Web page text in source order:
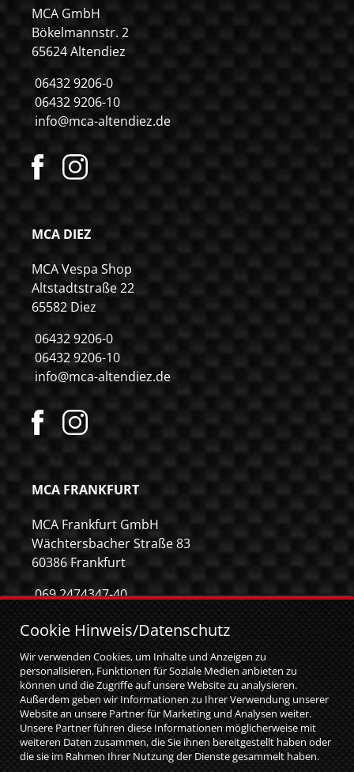
MCA GmbH
Bökelmannstr. 2
65624 Altendiez
06432 9206-0
06432 9206-10
info@mca-altendiez.de
MCA DIEZ
MCA Vespa Shop
Altstadtstraße 22
65582 Diez
06432 9206-0
06432 9206-10
info@mca-altendiez.de
MCA FRANKFURT
MCA Frankfurt GmbH
Wächtersbacher Straße 83
60386 Frankfurt
069 2474347-40
info@mca-frankfurt.de
Cookie Hinweis/Datenschutz
Wir verwenden Cookies, um Inhalte und Anzeigen zu
personalisieren, Funktionen für Soziale Medien anbieten zu
können und die Zugriffe auf unsere Website zu analysieren.
Außerdem geben wir Informationen zu Ihrer Verwendung unserer
Website an unsere Partner für Marketing und Analysen weiter.
Unsere Partner führen diese Informationen möglicherweise mit
weiteren Daten zusammen, die Sie ihnen bereitgestellt haben oder
die sie im Rahmen Ihrer Nutzung der Dienste gesammelt haben.